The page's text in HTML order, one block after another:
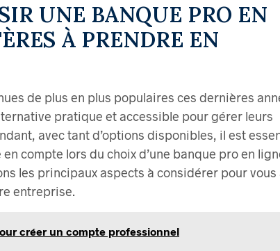
UNE BANQUE PRO EN
À PRENDRE EN
de plus en plus populaires ces dernières
pratique et accessible pour gérer leurs
avec tant d’options disponibles, il est
compte lors du choix d’une banque pro en
les principaux aspects à considérer pour
entreprise.
créer un compte professionnel